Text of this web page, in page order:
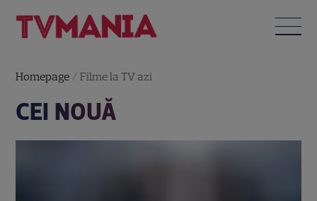
Homepage /Filme la TV azi
CEI NOUĂ